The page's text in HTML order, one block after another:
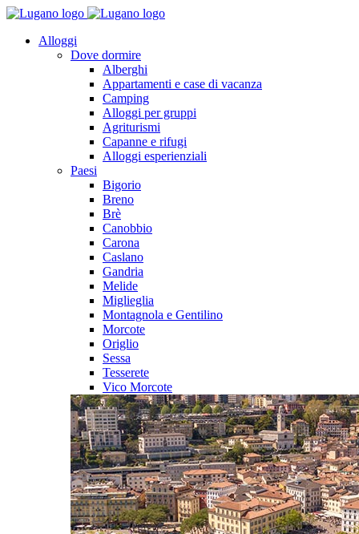
Alloggi
Dove dormire
Alberghi
Appartamenti e case di vacanza
Camping
Alloggi per gruppi
Agriturismi
Capanne e rifugi
Alloggi esperienziali
Paesi
Bigorio
Breno
Brè
Canobbio
Carona
Caslano
Gandria
Melide
Miglieglia
Montagnola e Gentilino
Morcote
Origlio
Sessa
Tesserete
Vico Morcote